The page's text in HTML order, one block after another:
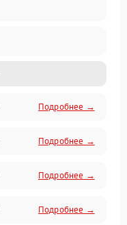
Подробнее →
Подробнее →
Подробнее →
Подробнее →